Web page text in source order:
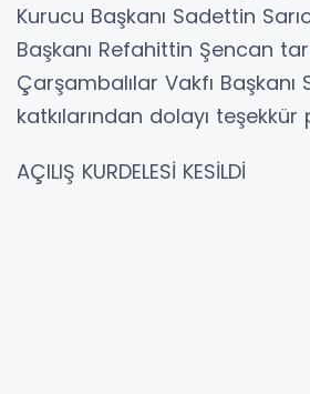
Kurucu Başkanı Sadettin
Başkanı Refahittin Şencan
Çarşambalılar Vakfı
katkılarından dolayı
AÇILIŞ KURDELESİ KESİLDİ